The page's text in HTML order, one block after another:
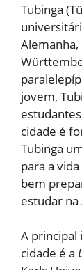
Tubinga
Alemanha,
jovem,
cidade é
Tubinga
para a
bem
estudar
A principal
cidade é a